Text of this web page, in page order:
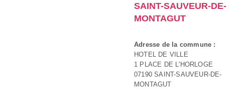
SAINT-SAUVEUR-DE-
MONTAGUT
Adresse de la commune :
HOTEL DE VILLE
1 PLACE DE L'HORLOGE
07190 SAINT-SAUVEUR-DE-
MONTAGUT